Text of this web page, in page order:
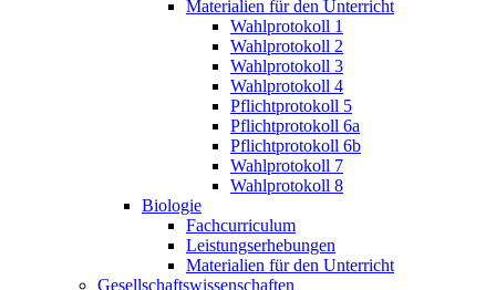
Materialien für den Unterricht
Wahlprotokoll 1
Wahlprotokoll 2
Wahlprotokoll 3
Wahlprotokoll 4
Pflichtprotokoll 5
Pflichtprotokoll 6a
Pflichtprotokoll 6b
Wahlprotokoll 7
Wahlprotokoll 8
Biologie
Fachcurriculum
Leistungserhebungen
Materialien für den Unterricht
Gesellschaftswissenschaften